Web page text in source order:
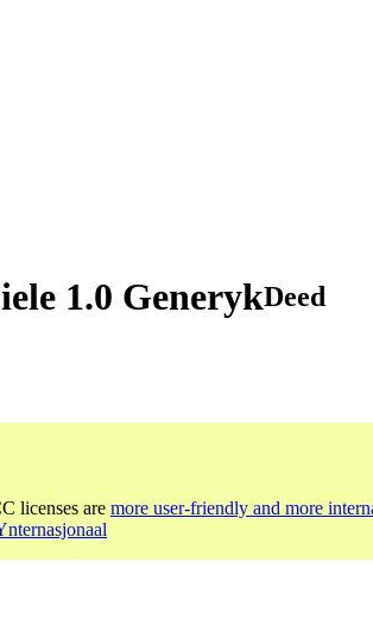
1.0 GenerykDeed
licenses are more user-friendly and more